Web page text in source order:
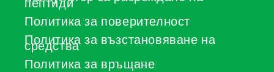
пептиди
Политика за поверителност
Политика за възстановяване на
средства
Политика за връщане